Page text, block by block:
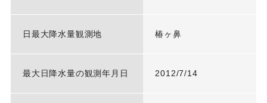
日最大降水量観測地 椿ヶ鼻
最大日降水量の観測年月日 2012/7/14